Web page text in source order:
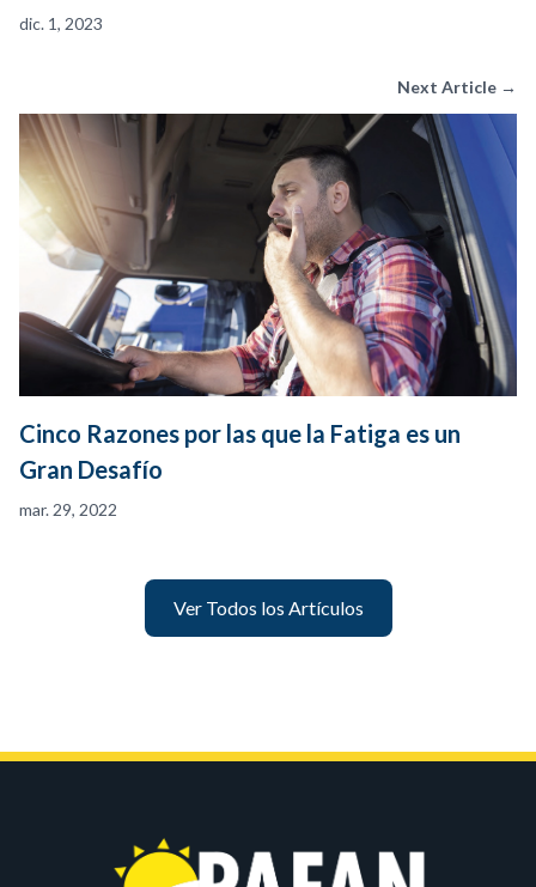
dic. 1, 2023
Next Article →
Cinco Razones por las que la Fatiga es un
Gran Desafío
mar. 29, 2022
Ver Todos los Artículos